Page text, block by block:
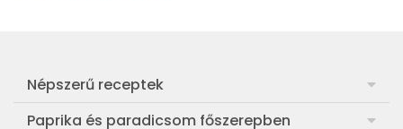
Népszerű receptek
Frankfurti leves
Paprika és paradicsom főszerepben